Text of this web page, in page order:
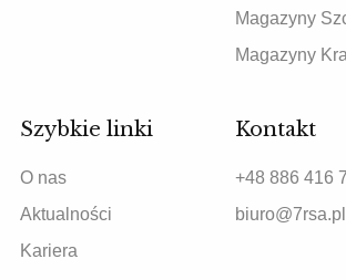
Magazyny
Magazyny
Szybkie linki
O nas
Aktualności
Kariera
Kontakt
+48 886 416
biuro@7rsa.pl